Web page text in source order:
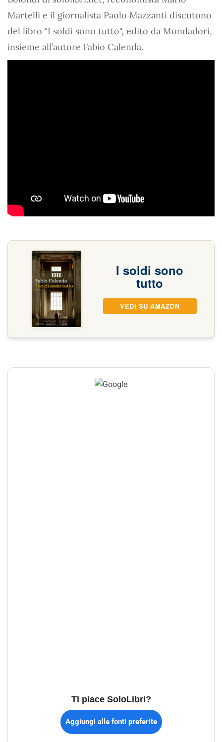
Martelli e il giornalista Paolo Mazzanti discutono
del libro "I soldi sono tutto", edito da Mondadori,
insieme all’autore Fabio Calenda.
I soldi sono
tutto
VEDI SU AMAZON
Ti piace SoloLibri?
Aggiungi alle fonti preferite